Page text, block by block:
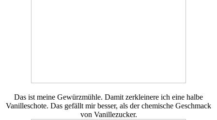
Das ist meine Gewürzmühle. Damit zerkleinere ich eine halbe
Vanilleschote. Das gefällt mir besser, als der chemische Geschmack
von Vanillezucker.